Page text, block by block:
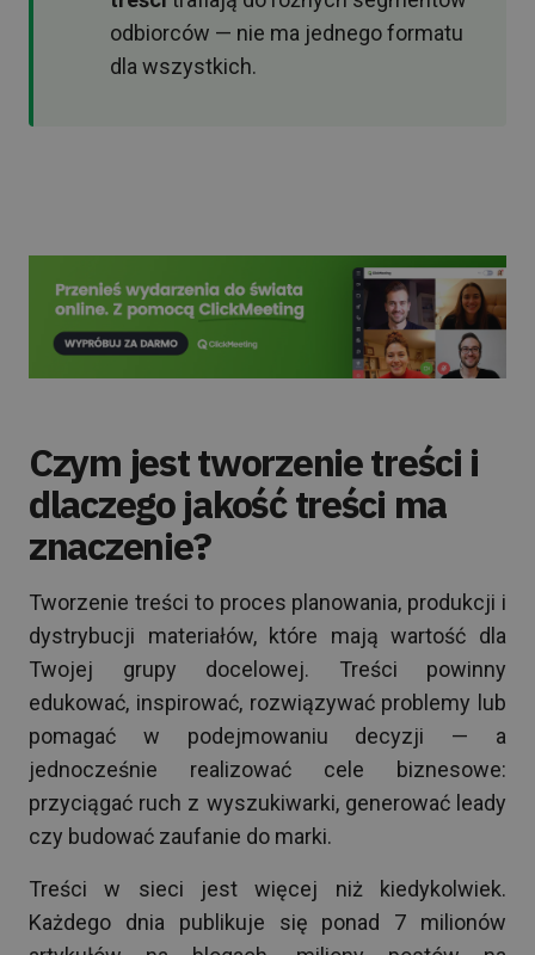
odbiorców — nie ma jednego formatu
dla wszystkich.
Czym jest tworzenie treści i
dlaczego jakość treści ma
znaczenie?
Tworzenie treści to proces planowania, produkcji i
dystrybucji materiałów, które mają wartość dla
Twojej grupy docelowej. Treści powinny
edukować, inspirować, rozwiązywać problemy lub
pomagać w podejmowaniu decyzji — a
jednocześnie realizować cele biznesowe:
przyciągać ruch z wyszukiwarki, generować leady
czy budować zaufanie do marki.
Treści w sieci jest więcej niż kiedykolwiek.
Każdego dnia publikuje się ponad 7 milionów